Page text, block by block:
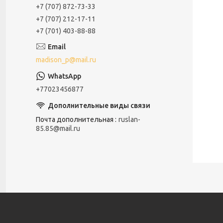
+7 (707) 872-73-33
+7 (707) 212-17-11
+7 (701) 403-88-88
madison_p@mail.ru
+77023456877
Почта дополнительная
ruslan-
85.85@mail.ru